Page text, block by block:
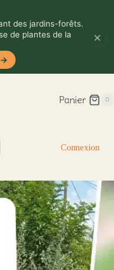
des jardins-forêts.
de plantes de la
→
×
Panier 0
Connexion